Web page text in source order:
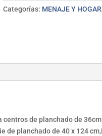
cantidad
Categorías: MENAJE Y HOGAR
de planchado de
planchado de 40 x 124